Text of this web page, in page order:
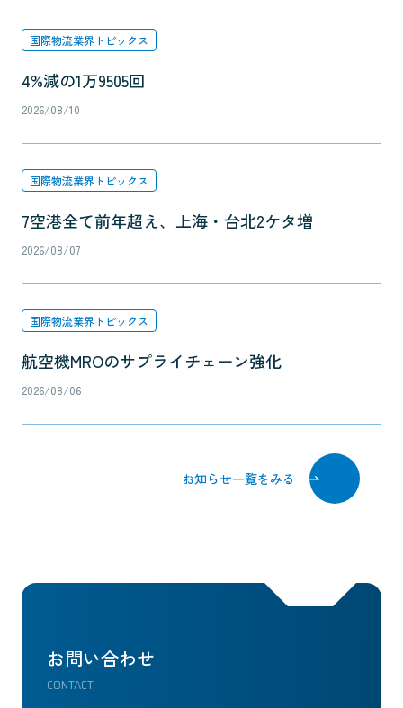
国際物流業界トピックス
4%減の1万9505回
2026/08/10
国際物流業界トピックス
7空港全て前年超え、上海・台北2ケタ増
2026/08/07
国際物流業界トピックス
航空機MROのサプライチェーン強化
2026/08/06
お知らせ一覧をみる
お問い合わせ
CONTACT